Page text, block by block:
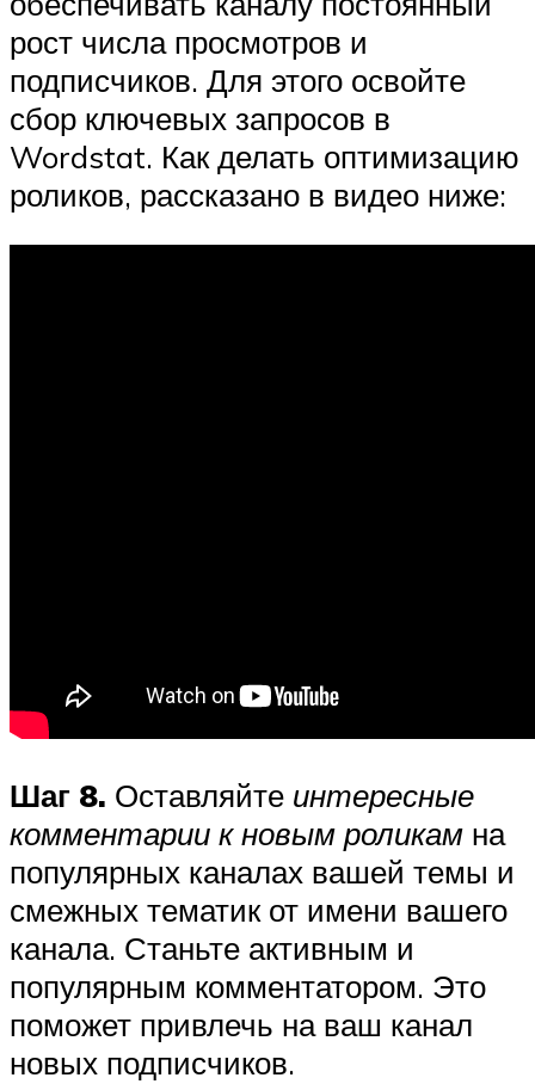
рост числа просмотров и
подписчиков. Для этого освойте
сбор ключевых запросов в
Wordstat. Как делать оптимизацию
роликов, рассказано в видео ниже:
Шаг 8. Оставляйте интересные
комментарии к новым роликам на
популярных каналах вашей темы и
смежных тематик от имени вашего
канала. Станьте активным и
популярным комментатором. Это
поможет привлечь на ваш канал
новых подписчиков.